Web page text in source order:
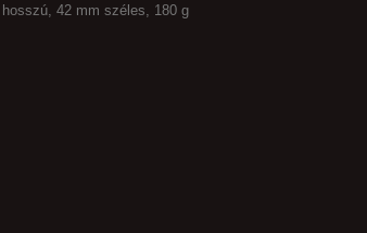
42 mm széles, 180 g